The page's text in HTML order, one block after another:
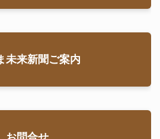
未来新聞ご案内